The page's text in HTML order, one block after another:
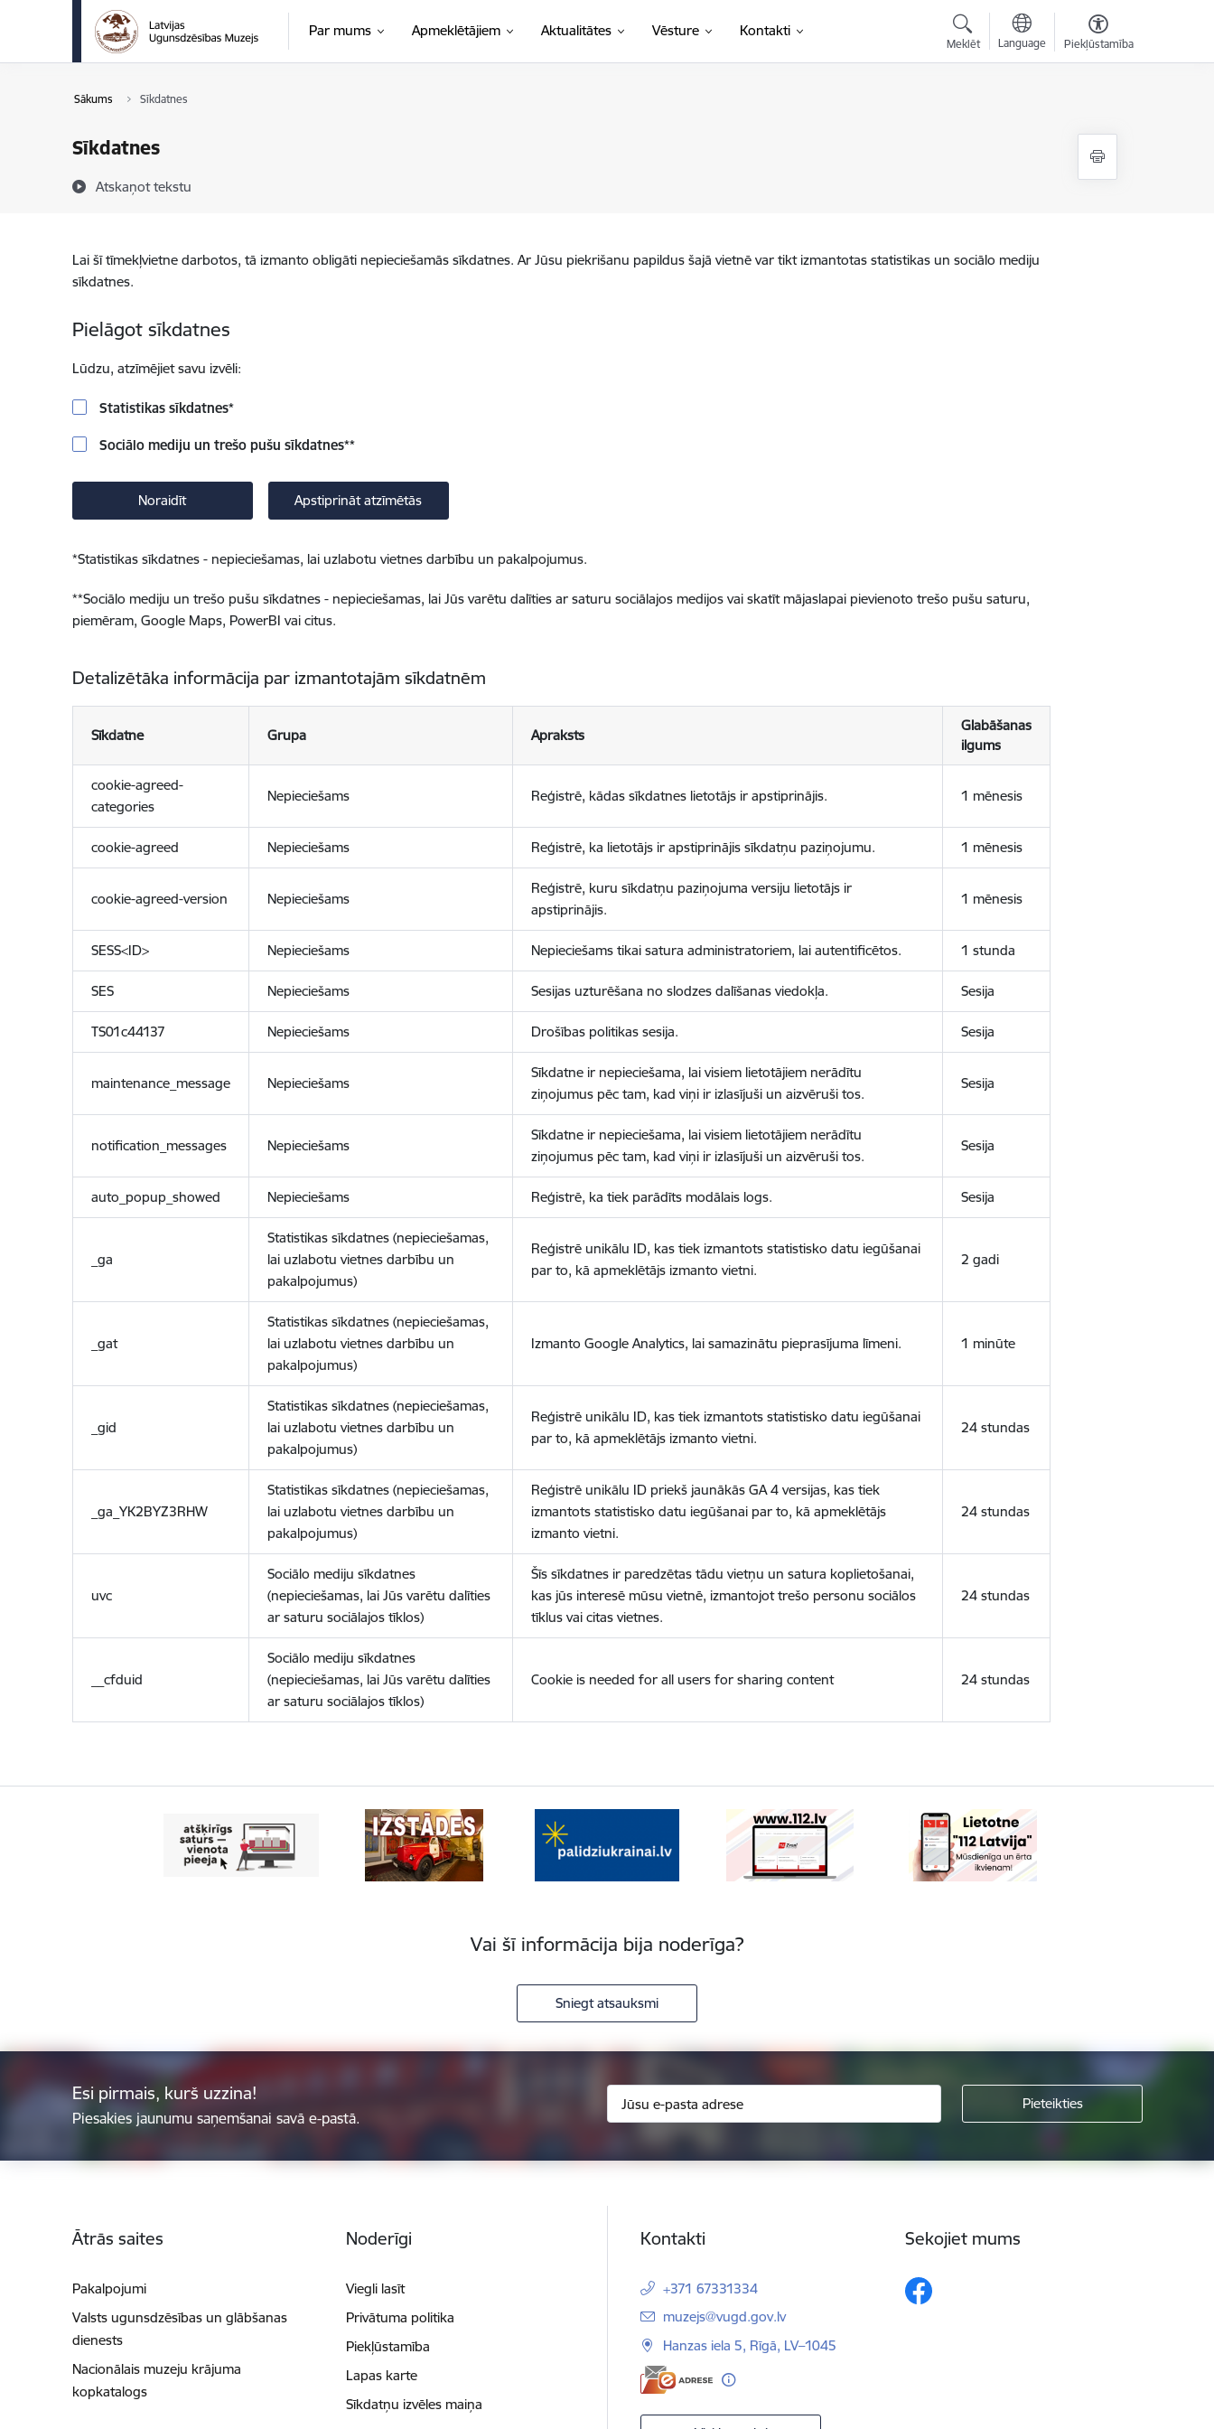
Pāriet uz lapas saturu
Par mums Apmeklētājiem Aktualitātes Vēsture Kontakti
Meklēt Language Piekļūstamība
Sākums Sīkdatnes
Sīkdatnes
Atskaņot tekstu
Lai šī tīmekļvietne darbotos, tā izmanto obligāti nepieciešamās sīkdatnes. Ar Jūsu piekrišanu papildus šajā vietnē var tikt izmantotas statistikas un sociālo mediju
sīkdatnes.
Pielāgot sīkdatnes
Lūdzu, atzīmējiet savu izvēli:
Statistikas sīkdatnes*
Sociālo mediju un trešo pušu sīkdatnes**
Noraidīt Apstiprināt atzīmētās
*Statistikas sīkdatnes - nepieciešamas, lai uzlabotu vietnes darbību un pakalpojumus.
**Sociālo mediju un trešo pušu sīkdatnes - nepieciešamas, lai Jūs varētu dalīties ar saturu sociālajos medijos vai skatīt mājaslapai pievienoto trešo pušu saturu,
piemēram, Google Maps, PowerBI vai citus.
Detalizētāka informācija par izmantotajām sīkdatnēm
Sīkdatne Grupa Apraksts
Glabāšanas
ilgums
cookie-agreed-
categories
Nepieciešams Reģistrē, kādas sīkdatnes lietotājs ir apstiprinājis. 1 mēnesis
cookie-agreed Nepieciešams Reģistrē, ka lietotājs ir apstiprinājis sīkdatņu paziņojumu. 1 mēnesis
cookie-agreed-version Nepieciešams
Reģistrē, kuru sīkdatņu paziņojuma versiju lietotājs ir
apstiprinājis.
1 mēnesis
SESS<ID> Nepieciešams Nepieciešams tikai satura administratoriem, lai autentificētos. 1 stunda
SES Nepieciešams Sesijas uzturēšana no slodzes dalīšanas viedokļa. Sesija
TS01c44137 Nepieciešams Drošības politikas sesija. Sesija
maintenance_message Nepieciešams
Sīkdatne ir nepieciešama, lai visiem lietotājiem nerādītu
ziņojumus pēc tam, kad viņi ir izlasījuši un aizvēruši tos.
Sesija
notification_messages Nepieciešams
Sīkdatne ir nepieciešama, lai visiem lietotājiem nerādītu
ziņojumus pēc tam, kad viņi ir izlasījuši un aizvēruši tos.
Sesija
auto_popup_showed Nepieciešams Reģistrē, ka tiek parādīts modālais logs. Sesija
_ga
Statistikas sīkdatnes (nepieciešamas,
lai uzlabotu vietnes darbību un
pakalpojumus)
Reģistrē unikālu ID, kas tiek izmantots statistisko datu iegūšanai
par to, kā apmeklētājs izmanto vietni.
2 gadi
_gat
Statistikas sīkdatnes (nepieciešamas,
lai uzlabotu vietnes darbību un
pakalpojumus)
Izmanto Google Analytics, lai samazinātu pieprasījuma līmeni. 1 minūte
_gid
Statistikas sīkdatnes (nepieciešamas,
lai uzlabotu vietnes darbību un
pakalpojumus)
Reģistrē unikālu ID, kas tiek izmantots statistisko datu iegūšanai
par to, kā apmeklētājs izmanto vietni.
24 stundas
_ga_YK2BYZ3RHW
Statistikas sīkdatnes (nepieciešamas,
lai uzlabotu vietnes darbību un
pakalpojumus)
Reģistrē unikālu ID priekš jaunākās GA 4 versijas, kas tiek
izmantots statistisko datu iegūšanai par to, kā apmeklētājs
izmanto vietni.
24 stundas
uvc
Sociālo mediju sīkdatnes
(nepieciešamas, lai Jūs varētu dalīties
ar saturu sociālajos tīklos)
Šīs sīkdatnes ir paredzētas tādu vietņu un satura koplietošanai,
kas jūs interesē mūsu vietnē, izmantojot trešo personu sociālos
tīklus vai citas vietnes.
24 stundas
__cfduid
Sociālo mediju sīkdatnes
(nepieciešamas, lai Jūs varētu dalīties
ar saturu sociālajos tīklos)
Cookie is needed for all users for sharing content 24 stundas
Vai šī informācija bija noderīga?
Sniegt atsauksmi
Esi pirmais, kurš uzzina!
Piesakies jaunumu saņemšanai savā e-pastā.
Ātrās saites
Pakalpojumi
Valsts ugunsdzēsības un glābšanas
dienests
Nacionālais muzeju krājuma
kopkatalogs
Noderīgi
Viegli lasīt
Privātuma politika
Piekļūstamība
Lapas karte
Sīkdatņu izvēles maiņa
Kontakti
+371 67331334
E-pasts:
muzejs@vugd.gov.lv
Hanzas iela 5, Rīgā, LV–1045
Sekojiet mums